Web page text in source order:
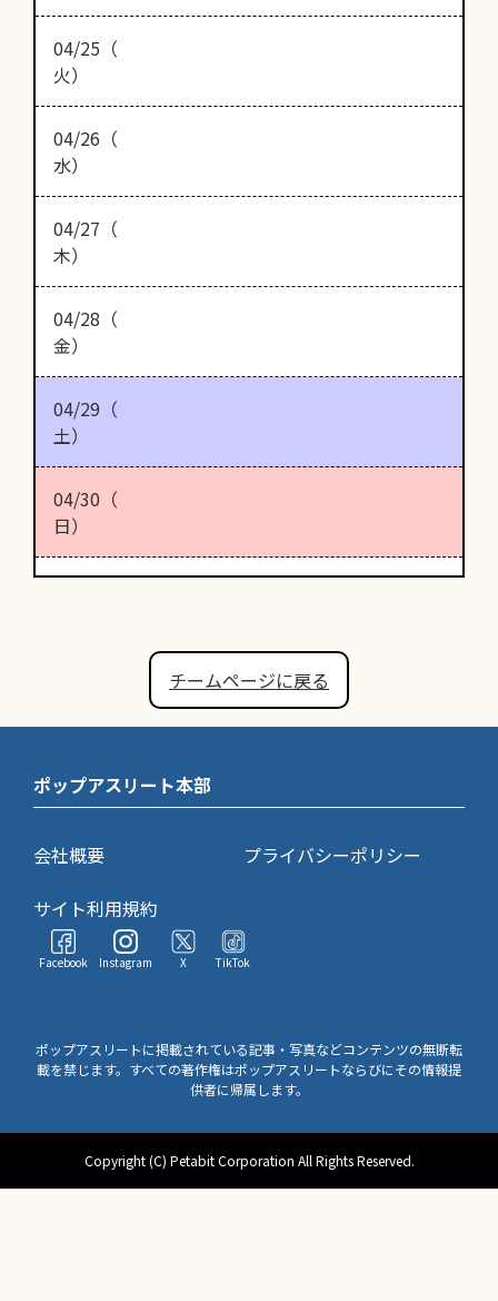
04/25（
火）
04/26（
水）
04/27（
木）
04/28（
金）
04/29（
土）
04/30（
日）
チームページに戻る
ポップアスリート本部
会社概要
プライバシーポリシー
サイト利用規約
Facebook Instagram X TikTok
ポップアスリートに掲載されている記事・写真などコンテンツの無断転
載を禁じます。すべての著作権はポップアスリートならびにその情報提
供者に帰属します。
Copyright (C) Petabit Corporation All Rights Reserved.